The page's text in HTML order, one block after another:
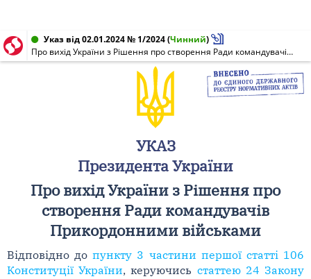
Указ від 02.01.2024 № 1/2024(Чинний)
Про вихід України з Рішення про створення Ради командувачів Прикордонними військами